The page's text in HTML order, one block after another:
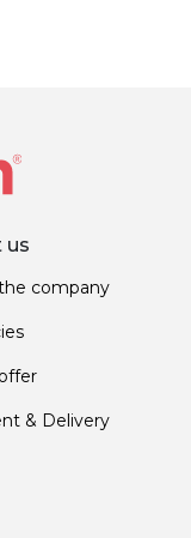
us
company
& Delivery